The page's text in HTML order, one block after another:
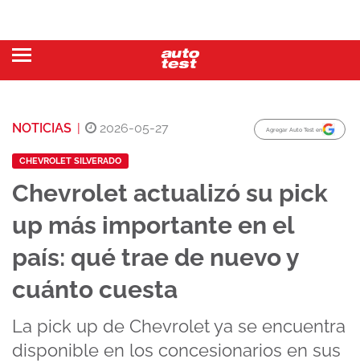
NOTICIAS | 2026-05-27 Agregar Auto Test en
CHEVROLET SILVERADO
Chevrolet actualizó su pick
up más importante en el
país: qué trae de nuevo y
cuánto cuesta
La pick up de Chevrolet ya se encuentra
disponible en los concesionarios en sus